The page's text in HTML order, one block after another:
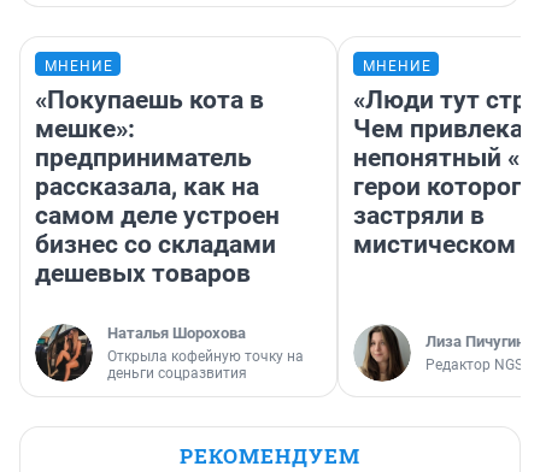
МНЕНИЕ
«Покупаешь кота в
мешке»:
предприниматель
рассказала, как на
самом деле устроен
бизнес со складами
дешевых товаров
Наталья Шорохова
Открыла кофейную точку на
деньги соцразвития
МНЕНИЕ
«Люди тут
Чем
непонятный
герои которого
застряли в
мистическом
Лиза Пичугина
Редактор
РЕКОМЕНДУЕМ